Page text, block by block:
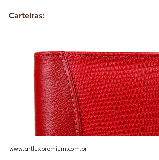
Carteiras:
www.artluxpremium.com.br